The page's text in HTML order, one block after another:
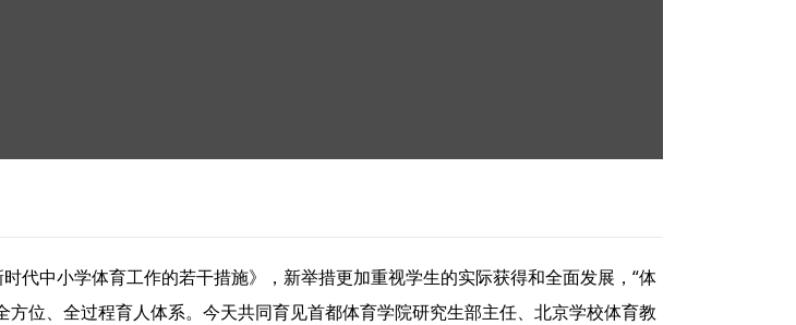
代中小学体育工作的若干措施》，新举措更加重视学生的实际获得和全面发展，“体
位、全过程育人体系。今天共同育见首都体育学院研究生部主任、北京学校体育教